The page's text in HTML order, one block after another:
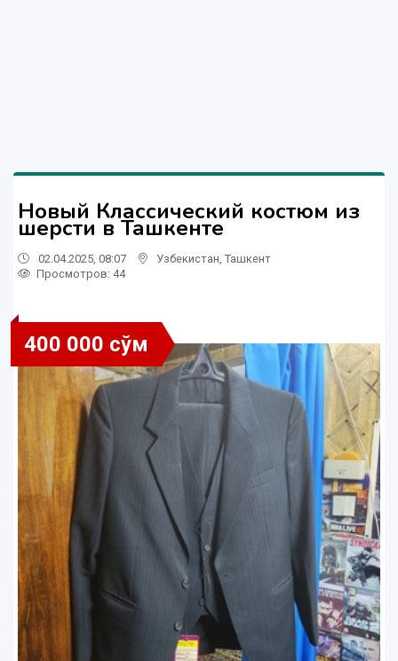
Новый Классический костюм из
шерсти в Ташкенте
02.04.2025, 08:07 Узбекистан Ташкент
Просмотров: 44
400 000 сўм